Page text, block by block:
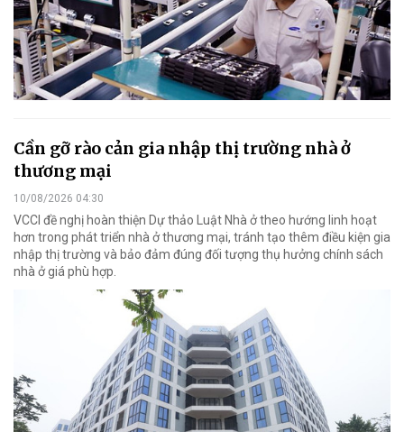
Cần gỡ rào cản gia nhập thị trường nhà ở
thương mại
10/08/2026 04:30
VCCI đề nghị hoàn thiện Dự thảo Luật Nhà ở theo hướng linh hoạt
hơn trong phát triển nhà ở thương mại, tránh tạo thêm điều kiện gia
nhập thị trường và bảo đảm đúng đối tượng thụ hưởng chính sách
nhà ở giá phù hợp.